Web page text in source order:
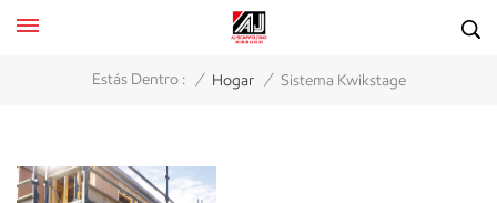
Estás Dentro : / Hogar / Sistema Kwikstage